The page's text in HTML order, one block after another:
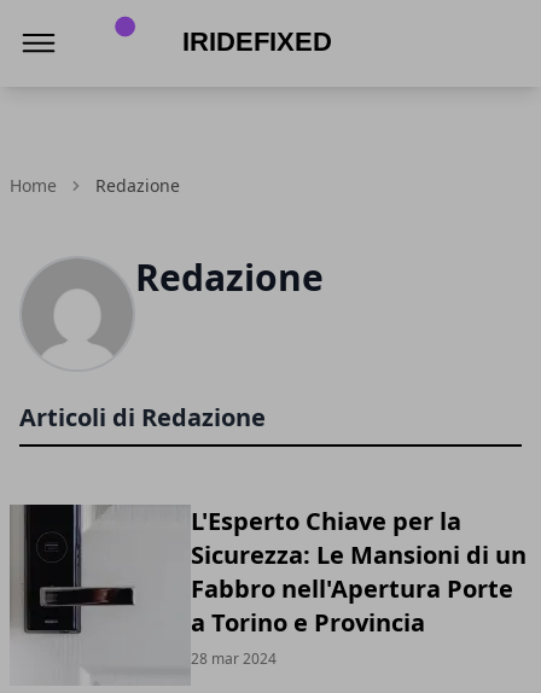
Home Redazione
Redazione
Articoli di Redazione
L'Esperto Chiave per la
Sicurezza: Le Mansioni di un
Fabbro nell'Apertura Porte
a Torino e Provincia
28 mar 2024